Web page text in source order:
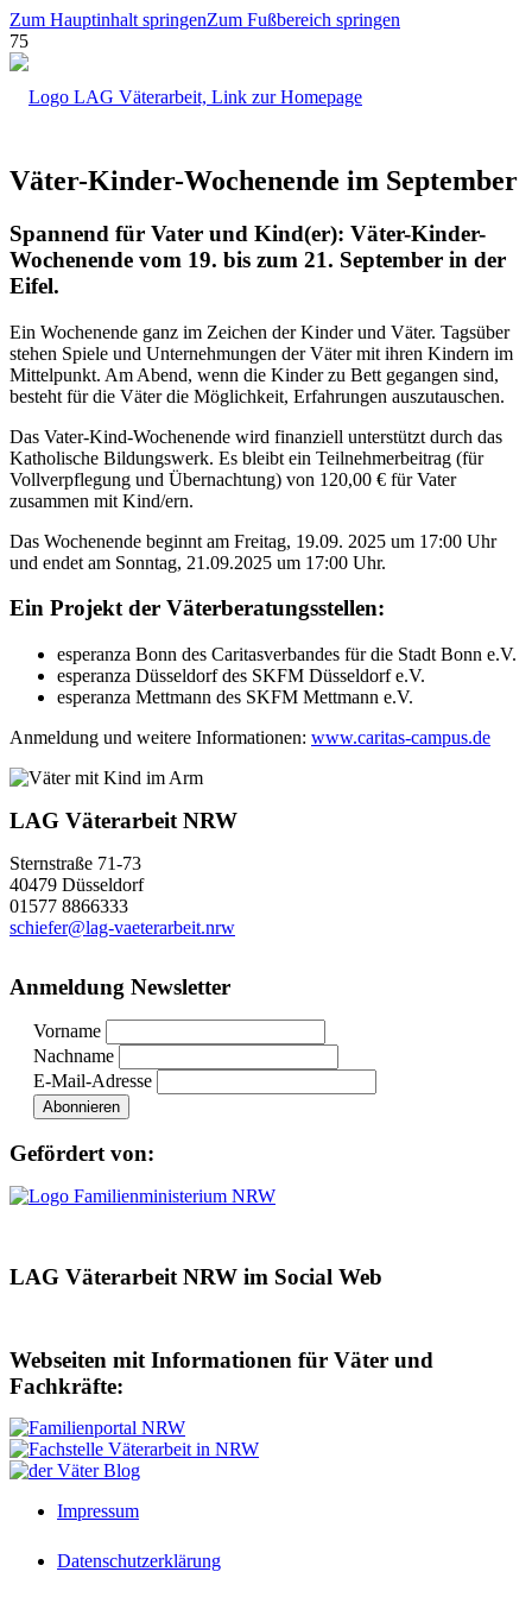
Zum Hauptinhalt springenZum Fußbereich springen
Väter-Kinder-Wochenende im September
Spannend für Vater und Kind(er): Väter-Kinder-
Wochenende vom 19. bis zum 21. September in der
Eifel.
Ein Wochenende ganz im Zeichen der Kinder und Väter. Tagsüber
stehen Spiele und Unternehmungen der Väter mit ihren Kindern im
Mittelpunkt. Am Abend, wenn die Kinder zu Bett gegangen sind,
besteht für die Väter die Möglichkeit, Erfahrungen auszutauschen.
Das Vater-Kind-Wochenende wird finanziell unterstützt durch das
Katholische Bildungswerk. Es bleibt ein Teilnehmerbeitrag (für
Vollverpflegung und Übernachtung) von 120,00 € für Vater
zusammen mit Kind/ern.
Das Wochenende beginnt am Freitag, 19.09. 2025 um 17:00 Uhr
und endet am Sonntag, 21.09.2025 um 17:00 Uhr.
Ein Projekt der Väterberatungsstellen:
esperanza Bonn des Caritasverbandes für die Stadt Bonn e.V.
esperanza Düsseldorf des SKFM Düsseldorf e.V.
esperanza Mettmann des SKFM Mettmann e.V.
Anmeldung und weitere Informationen: www.caritas-campus.de
LAG Väterarbeit NRW
Sternstraße 71-73
40479 Düsseldorf
01577 8866333
schiefer@lag-vaeterarbeit.nrw
Anmeldung Newsletter
Vorname
Nachname
E-Mail-Adresse
Gefördert von:
LAG Väterarbeit NRW im Social Web
Webseiten mit Informationen für Väter und
Fachkräfte:
Impressum
Datenschutzerklärung